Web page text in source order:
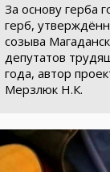
За основу герба
герб,
созыва
депутатов
года, автор
Мерзлюк Н.К.